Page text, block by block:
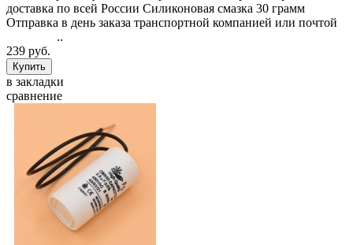
доставка по всей России Силиконовая смазка 30 грамм
Отправка в день заказа транспортной компанией или почтой
..
239 руб.
в закладки
сравнение